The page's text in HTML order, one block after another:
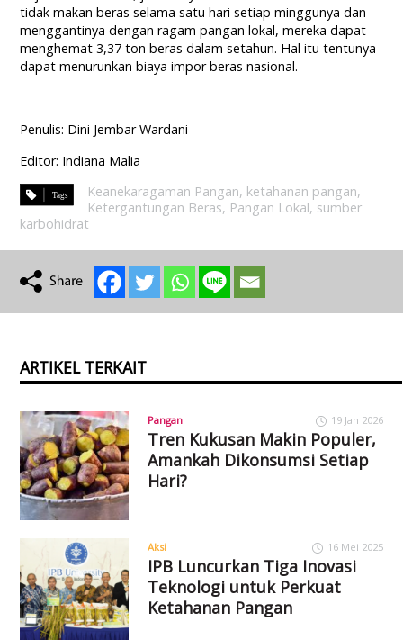
tidak makan beras selama satu hari setiap minggunya dan
menggantinya dengan ragam pangan lokal, mereka dapat
menghemat 3,37 ton beras dalam setahun. Hal itu tentunya
dapat menurunkan biaya impor beras nasional.
Penulis: Dini Jembar Wardani
Editor: Indiana Malia
Keanekaragaman Pangan, ketahanan pangan,
Ketergantungan Beras, Pangan Lokal, sumber
karbohidrat
ARTIKEL TERKAIT
Pangan 19 Jan 2026
Tren Kukusan Makin Populer,
Amankah Dikonsumsi Setiap
Hari?
Aksi 16 Mei 2025
IPB Luncurkan Tiga Inovasi
Teknologi untuk Perkuat
Ketahanan Pangan